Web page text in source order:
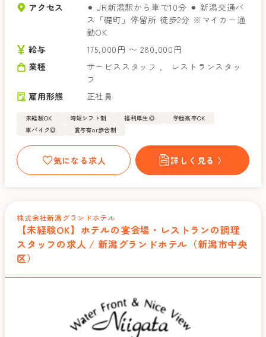
アクセス
⚫︎ JR新潟駅から車で10分 ⚫︎ 新潟交通バ
ス「礎町」停留所 徒歩2分 ※マイカー通
勤OK
給与
175,000円 〜 280,000円
業種
サービススタッフ ，
レストランスタッ
フ
雇用形態
正社員
未経験OK 時短シフト制 福利厚生◎
学歴高卒OK
車バイク◎
賞与有or歩合制
気になる求人 詳しく見る 〉
株式会社新潟グランドホテル
【未経験OK】ホテルの宴会場・レストランの調理
スタッフの求人 / 新潟グランドホテル（新潟市中央
区）